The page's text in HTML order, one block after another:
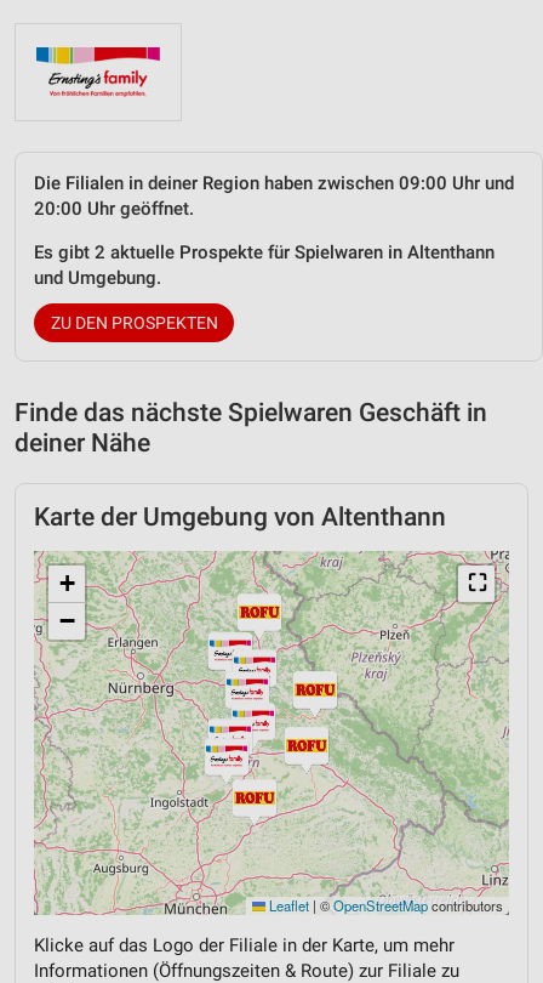
Die Filialen in deiner Region haben zwischen 09:00 Uhr und
20:00 Uhr geöffnet.
Es gibt 2 aktuelle Prospekte für Spielwaren in Altenthann
und Umgebung.
ZU DEN PROSPEKTEN
Finde das nächste Spielwaren Geschäft in
deiner Nähe
Karte der Umgebung von Altenthann
⛶
+
−
Leaflet | ©OpenStreetMapcontributors
Klicke auf das Logo der Filiale in der Karte, um mehr
Informationen (Öffnungszeiten & Route) zur Filiale zu